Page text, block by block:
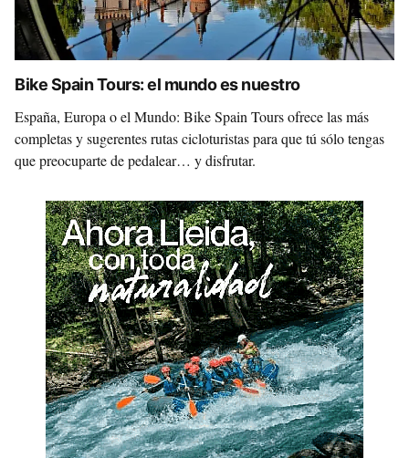
Bike Spain Tours: el mundo es nuestro
España, Europa o el Mundo: Bike Spain Tours ofrece las más
completas y sugerentes rutas cicloturistas para que tú sólo tengas
que preocuparte de pedalear… y disfrutar.